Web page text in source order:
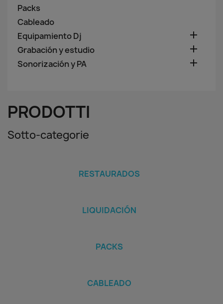
Packs
Cableado
Equipamiento Dj

Grabación y estudio 
Sonorización y PA 
PRODOTTI
Sotto-categorie
RESTAURADOS
LIQUIDACIÓN
PACKS
CABLEADO